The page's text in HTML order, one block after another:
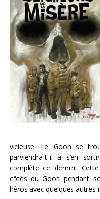
vicieuse. Le Goon se
parviendra-t-il à s’en
complète ce dernier.
côtés du Goon pendant
héros avec quelques autres